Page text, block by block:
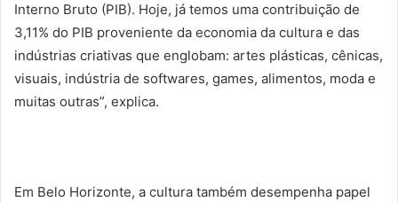
Interno Bruto (PIB). Hoje, já temos uma contribuição de
3,11% do PIB proveniente da economia da cultura e das
indústrias criativas que englobam: artes plásticas, cênicas,
visuais, indústria de softwares, games, alimentos, moda e
muitas outras”, explica.
Em Belo Horizonte, a cultura também desempenha papel